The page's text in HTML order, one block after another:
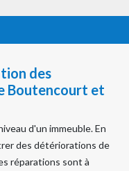
des
Boutencourt et
d'un immeuble. En
des détériorations de
réparations sont à